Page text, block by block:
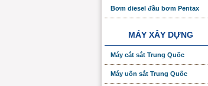
Bơm diesel đầu bơm Pentax
MÁY XÂY DỰNG
Máy cắt sắt Trung Quốc
Máy uốn sắt Trung Quốc